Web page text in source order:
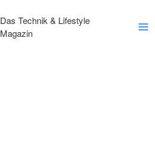
Das Technik & Lifestyle
Magazin